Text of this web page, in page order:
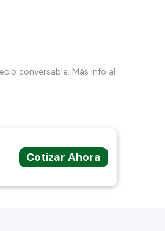
conversable. Más info al
Cotizar Ahora